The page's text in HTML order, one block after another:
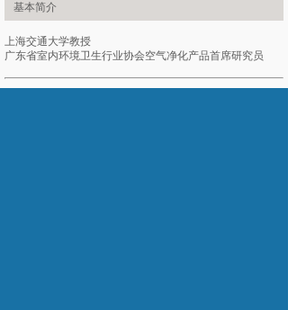
基本简介
上海交通大学教授
广东省室内环境卫生行业协会空气净化产品首席研究员